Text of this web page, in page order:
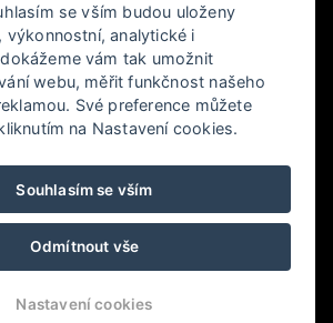
01 Kežmarok
877
se vším budou uloženy
výkonnostní, analytické i
vám tak umožnit
webu, měřit funkčnost našeho
Své preference můžete
na Nastavení cookies.
Souhlasím se vším
Odmítnout vše
Nastavení cookies